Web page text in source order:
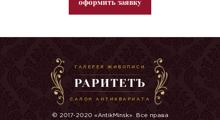
оформить заявку
ГАЛЕРЕЯ ЖИВОПИСИ
РАРИТЕТЪ
САЛОН АНТИКВАРИАТА
© 2017-2020 «AntikMinsk». Все права